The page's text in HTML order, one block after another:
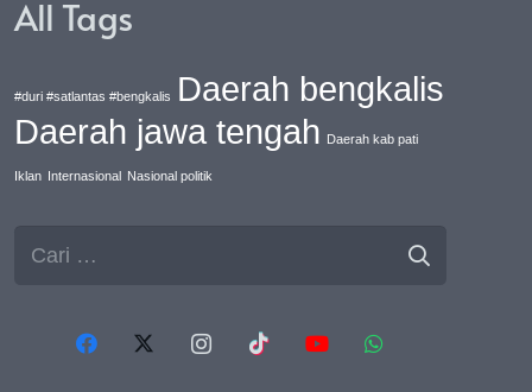
All Tags
#duri #satlantas #bengkalis
Daerah bengkalis
Daerah jawa tengah Daerah kab pati
Iklan Internasional Nasional politik